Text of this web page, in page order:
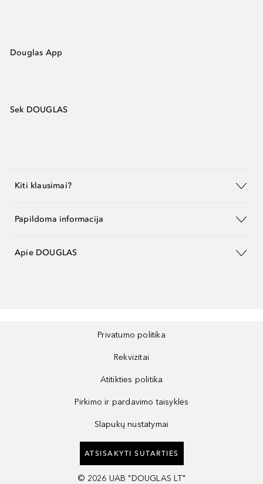
Douglas App
Sek DOUGLAS
Kiti klausimai?
Papildoma informacija
Apie DOUGLAS
Privatumo politika
Rekvizitai
Atitikties politika
Pirkimo ir pardavimo taisyklės
Slapukų nustatymai
ATSISAKYTI SUTARTIES
© 2026 UAB "DOUGLAS LT"